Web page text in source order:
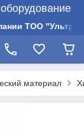
ТОО
материал